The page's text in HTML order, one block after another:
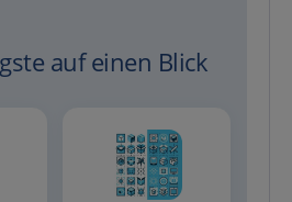
auf einen Blick